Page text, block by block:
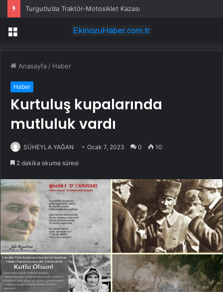
Turgutlu’da Traktör-Motosiklet Kazası
Menü
Anasayfa / Haber
Haber
Kurtuluş kupalarında
mutluluk vardı
SÜHEYLA YAĞAN Ocak 7, 2023 0 10
2 dakika okuma süresi